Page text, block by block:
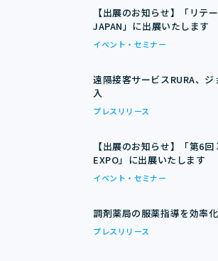
【出展のお知らせ】「リテ
JAPAN」に出展いたします
イベント・セミナー
遠隔接客サービスRURA、ジ
入
プレスリリース
【出展のお知らせ】「第6回
EXPO」に出展いたします
イベント・セミナー
調剤薬局の服薬指導を効率
プレスリリース